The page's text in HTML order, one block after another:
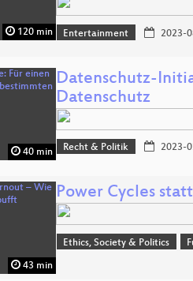
120 min Entertainment 2023-
40 min
Datenschutz-
Datenschutz
Recht & Politik 2023-
43 min
Power Cycles
Ethics, Society & Politics